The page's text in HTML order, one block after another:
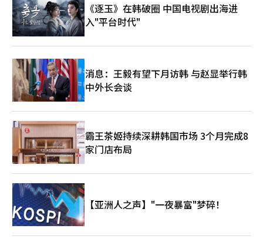
《逐玉》在韩破圈 中国电视剧出海进
入"平台时代"
消息：王毅有望下月访韩 与赵显举行韩
中外长会谈
霸王茶姬持续深耕韩国市场 3个月完成8
家门店布局
【亚洲人之声】"一夜暴富"梦碎！